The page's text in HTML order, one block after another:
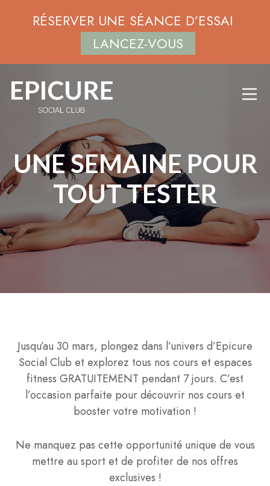
RÉSERVER UNE SÉANCE D’ESSAI
LANCEZ-VOUS
UNE SEMAINE POUR
TOUT TESTER
Jusqu’au 30 mars, plongez dans l’univers d’Epicure
Social Club et explorez tous nos cours et espaces
fitness GRATUITEMENT pendant 7 jours. C’est
l’occasion parfaite pour découvrir nos cours et
booster votre motivation !
Ne manquez pas cette opportunité unique de vous
mettre au sport et de profiter de nos offres
exclusives !